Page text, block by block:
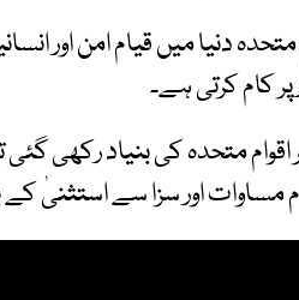
دنیا میں قیام امن اور
کام کرتی ہے۔
اقوام متحدہ کی بنیاد رکھی
اور سزا سے استثنیٰ کے